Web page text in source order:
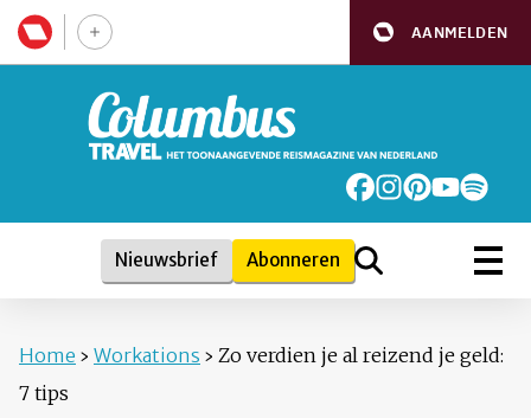
AANMELDEN
Nieuwsbrief Abonneren
Home › Workations › Zo verdien je al reizend je geld:
7 tips